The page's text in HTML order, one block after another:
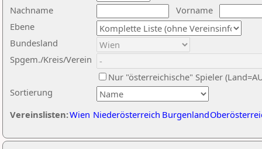
Nachname
Vorname
Ebene
Sortierung
Bundesland
Spgem./Kreis/Verein
Nur "österreichische" Spieler
Vereinslisten:Wien Niederösterreich Burgenland